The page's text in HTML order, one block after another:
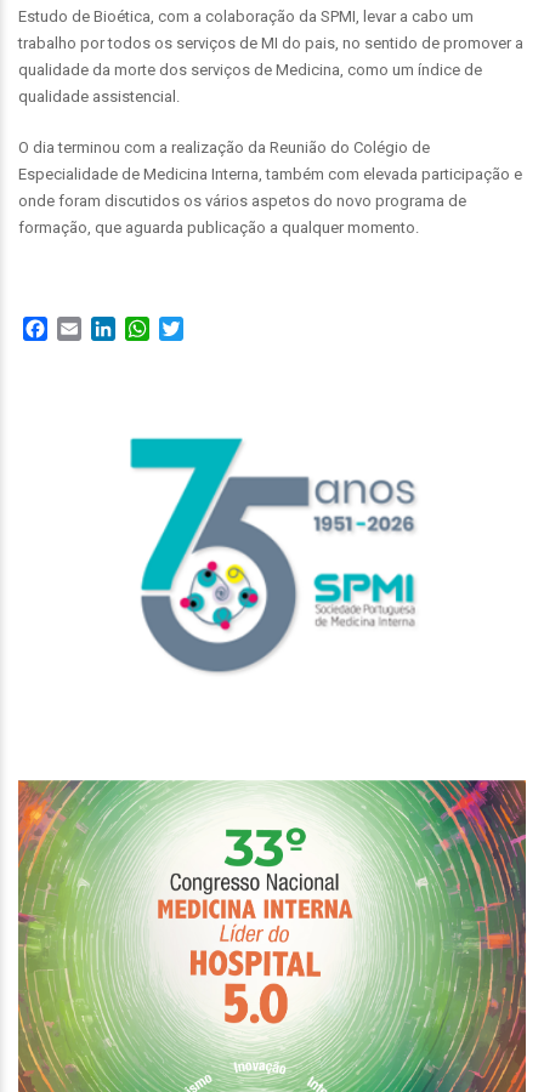
Estudo de Bioética, com a colaboração da SPMI, levar a cabo um
trabalho por todos os serviços de MI do pais, no sentido de promover a
qualidade da morte dos serviços de Medicina, como um índice de
qualidade assistencial.
O dia terminou com a realização da Reunião do Colégio de
Especialidade de Medicina Interna, também com elevada participação e
onde foram discutidos os vários aspetos do novo programa de
formação, que aguarda publicação a qualquer momento.
Facebook
Email LinkedInWhatsApp